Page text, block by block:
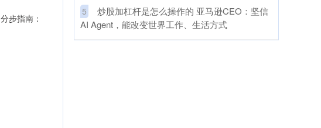
步指南：
5
​炒股加杠杆是怎么操作的 亚马逊CEO：坚信
AI Agent，能改变世界工作、生活方式